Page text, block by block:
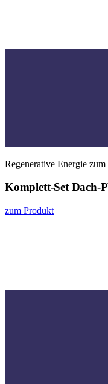
Regenerative Energie
Komplett-Set Dach-
zum Produkt